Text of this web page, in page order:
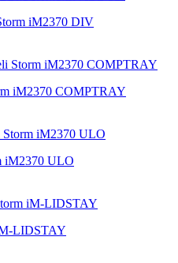
iM2370 DIV
iM2370 COMPTRAY
iM2370 ULO
LIDSTAY